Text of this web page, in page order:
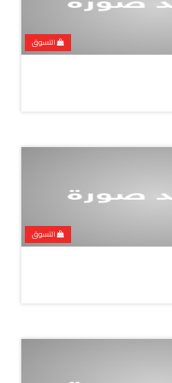
التسوق
التسوق